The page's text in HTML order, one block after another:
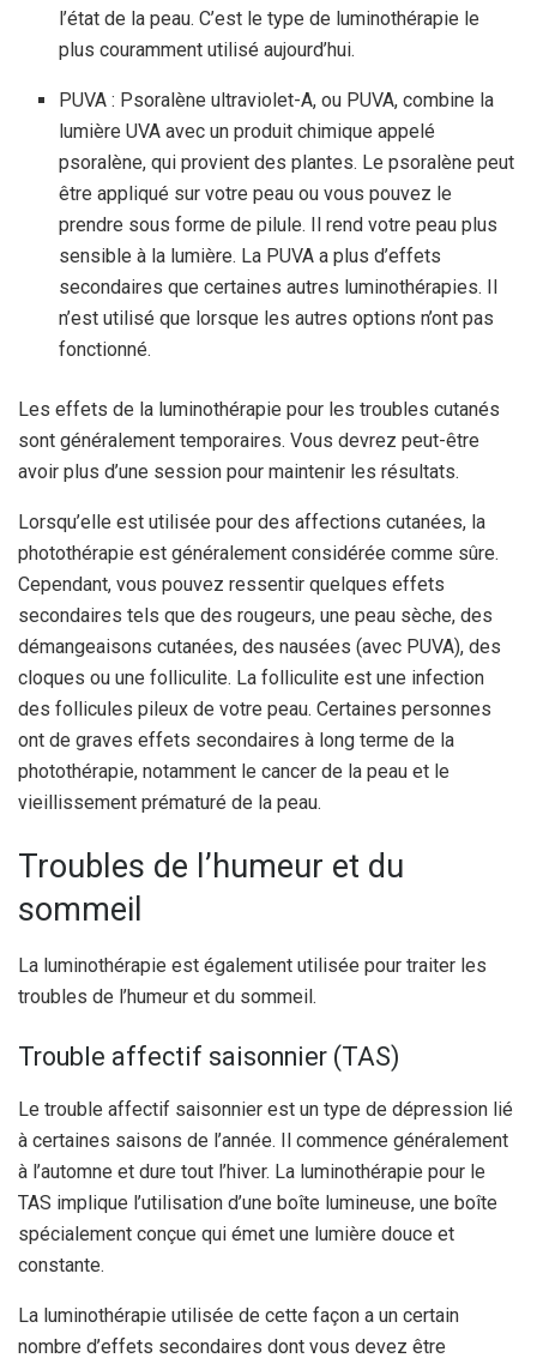
l’état de la peau. C’est le type de luminothérapie le
plus couramment utilisé aujourd’hui.
PUVA : Psoralène ultraviolet-A, ou PUVA, combine la
lumière UVA avec un produit chimique appelé
psoralène, qui provient des plantes. Le psoralène peut
être appliqué sur votre peau ou vous pouvez le
prendre sous forme de pilule. Il rend votre peau plus
sensible à la lumière. La PUVA a plus d’effets
secondaires que certaines autres luminothérapies. Il
n’est utilisé que lorsque les autres options n’ont pas
fonctionné.
Les effets de la luminothérapie pour les troubles cutanés
sont généralement temporaires. Vous devrez peut-être
avoir plus d’une session pour maintenir les résultats.
Lorsqu’elle est utilisée pour des affections cutanées, la
photothérapie est généralement considérée comme sûre.
Cependant, vous pouvez ressentir quelques effets
secondaires tels que des rougeurs, une peau sèche, des
démangeaisons cutanées, des nausées (avec PUVA), des
cloques ou une folliculite. La folliculite est une infection
des follicules pileux de votre peau. Certaines personnes
ont de graves effets secondaires à long terme de la
photothérapie, notamment le cancer de la peau et le
vieillissement prématuré de la peau.
Troubles de l’humeur et du
sommeil
La luminothérapie est également utilisée pour traiter les
troubles de l’humeur et du sommeil.
Trouble affectif saisonnier (TAS)
Le trouble affectif saisonnier est un type de dépression lié
à certaines saisons de l’année. Il commence généralement
à l’automne et dure tout l’hiver. La luminothérapie pour le
TAS implique l’utilisation d’une boîte lumineuse, une boîte
spécialement conçue qui émet une lumière douce et
constante.
La luminothérapie utilisée de cette façon a un certain
nombre d’effets secondaires dont vous devez être